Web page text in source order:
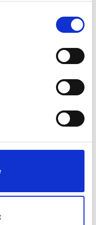
KRUKKE LYDIA 49 CM
KJØP